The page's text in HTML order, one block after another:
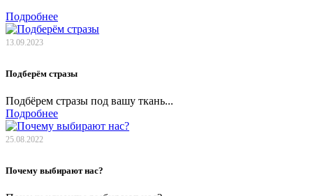
Подробнее
13.09.2023
Подберём стразы
Подбёрем стразы под вашу ткань...
Подробнее
25.08.2022
Почему выбирают нас?